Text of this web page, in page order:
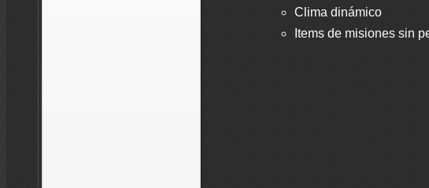
Clima dinámico
Items de misiones sin